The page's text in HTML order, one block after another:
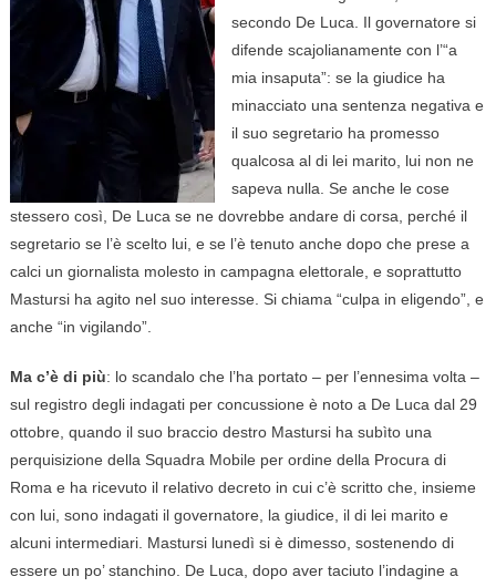
secondo De Luca. Il governatore si
difende scajolianamente con l’“a
mia insaputa”: se la giudice ha
minacciato una sentenza negativa e
il suo segretario ha promesso
qualcosa al di lei marito, lui non ne
sapeva nulla. Se anche le cose
stessero così, De Luca se ne dovrebbe andare di corsa, perché il
segretario se l’è scelto lui, e se l’è tenuto anche dopo che prese a
calci un giornalista molesto in campagna elettorale, e soprattutto
Mastursi ha agito nel suo interesse. Si chiama “culpa in eligendo”, e
anche “in vigilando”.
Ma c’è di più: lo scandalo che l’ha portato – per l’ennesima volta –
sul registro degli indagati per concussione è noto a De Luca dal 29
ottobre, quando il suo braccio destro Mastursi ha subìto una
perquisizione della Squadra Mobile per ordine della Procura di
Roma e ha ricevuto il relativo decreto in cui c’è scritto che, insieme
con lui, sono indagati il governatore, la giudice, il di lei marito e
alcuni intermediari. Mastursi lunedì si è dimesso, sostenendo di
essere un po’ stanchino. De Luca, dopo aver taciuto l’indagine a